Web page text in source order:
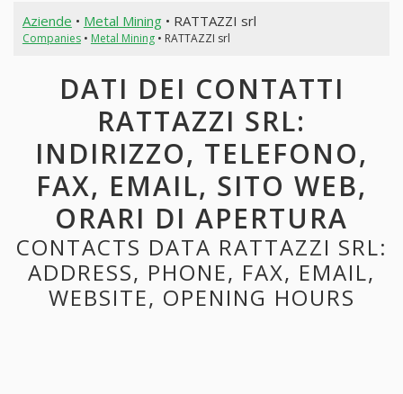
Aziende • Metal Mining• RATTAZZI srl
Companies• Metal Mining• RATTAZZI srl
DATI DEI CONTATTI
RATTAZZI SRL:
INDIRIZZO, TELEFONO,
FAX, EMAIL, SITO WEB,
ORARI DI APERTURA
CONTACTS DATA RATTAZZI SRL:
ADDRESS, PHONE, FAX, EMAIL,
WEBSITE, OPENING HOURS